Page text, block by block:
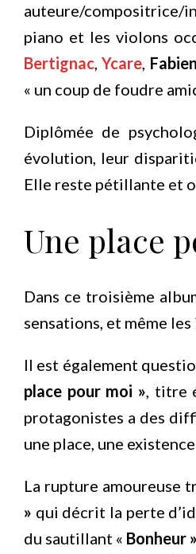
auteure/compositrice/
piano et les violons
Bertignac,Ycare,
« un coup de foudre
Diplômée de
évolution, leur
Elle reste pétillante et
Une place
Dans ce troisième
sensations, et même
Il est également
place pour moi », titre
protagonistes a des
une place, une
La rupture amoureuse
» qui décrit la perte
du sautillant « Bonheur »